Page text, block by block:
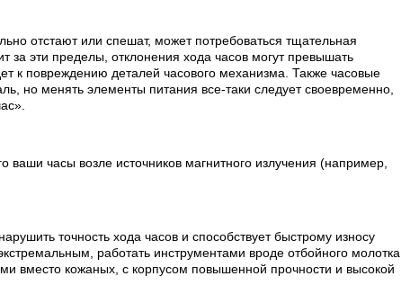
отстают или спешат, может потребоваться тщательная
эти пределы, отклонения хода часов могут превышать
к повреждению деталей часового механизма. Также часовые
но менять элементы питания все-таки следует своевременно,
ваши часы возле источников магнитного излучения (например,
точность хода часов и способствует быстрому износу
работать инструментами вроде отбойного молотка
вместо кожаных, с корпусом повышенной прочности и высокой